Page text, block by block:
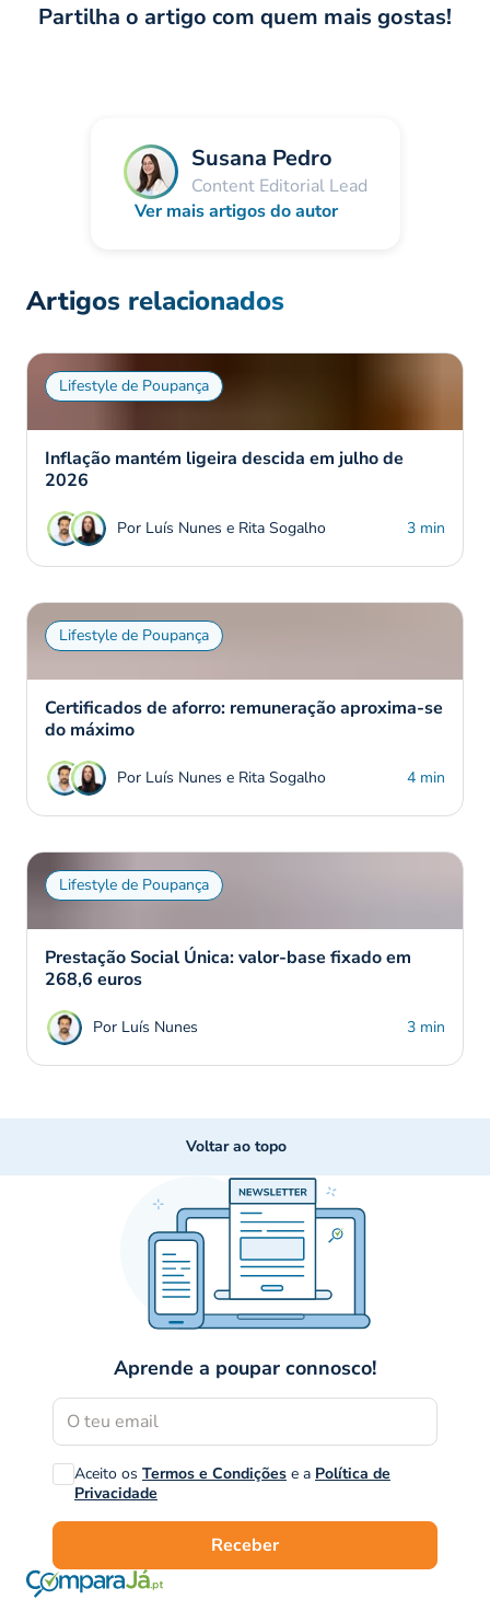
Partilha o artigo com quem mais gostas!
Susana Pedro
Content Editorial Lead
Ver mais artigos do autor
Artigos relacionados
Lifestyle de Poupança
Inflação mantém ligeira descida em julho de
2026
Por Luís Nunes e Rita Sogalho 3 min
Lifestyle de Poupança
Certificados de aforro: remuneração aproxima-se
do máximo
Por Luís Nunes e Rita Sogalho 4 min
Lifestyle de Poupança
Prestação Social Única: valor-base fixado em
268,6 euros
Por Luís Nunes 3 min
Voltar ao topo
Aprende a poupar connosco!
Aceito os Termos e Condições e a Política de
Privacidade
Receber